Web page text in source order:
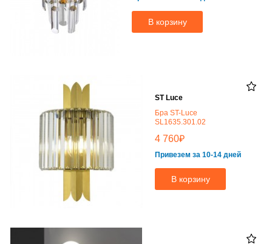
В корзину
ST Luce
Бра ST-Luce
SL1635.301.02
4 760₽
Привезем за 10-14 дней
В корзину